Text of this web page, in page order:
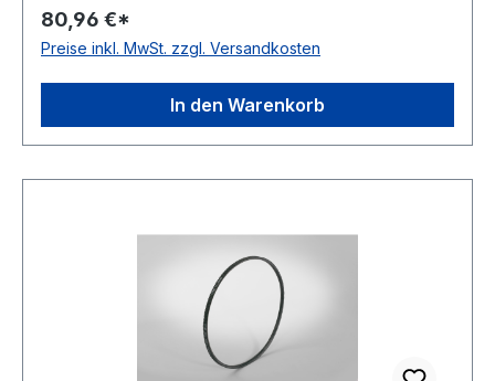
80,96 €*
Preise inkl. MwSt. zzgl. Versandkosten
In den Warenkorb